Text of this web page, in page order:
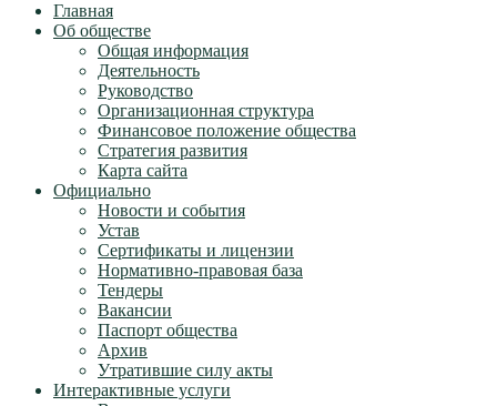
Главная
Об обществе
Общая информация
Деятельность
Руководство
Организационная структура
Финансовое положение общества
Стратегия развития
Карта сайта
Официально
Новости и события
Устав
Сертификаты и лицензии
Нормативно-правовая база
Тендеры
Вакансии
Паспорт общества
Архив
Утратившие силу акты
Интерактивные услуги